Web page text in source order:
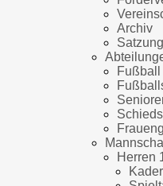
Archiv
Satzung
Fußball
Herren